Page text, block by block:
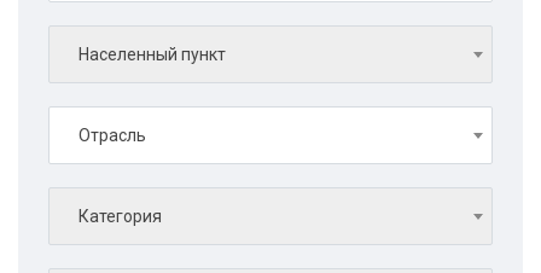
Населенный пункт
Отрасль
Категория